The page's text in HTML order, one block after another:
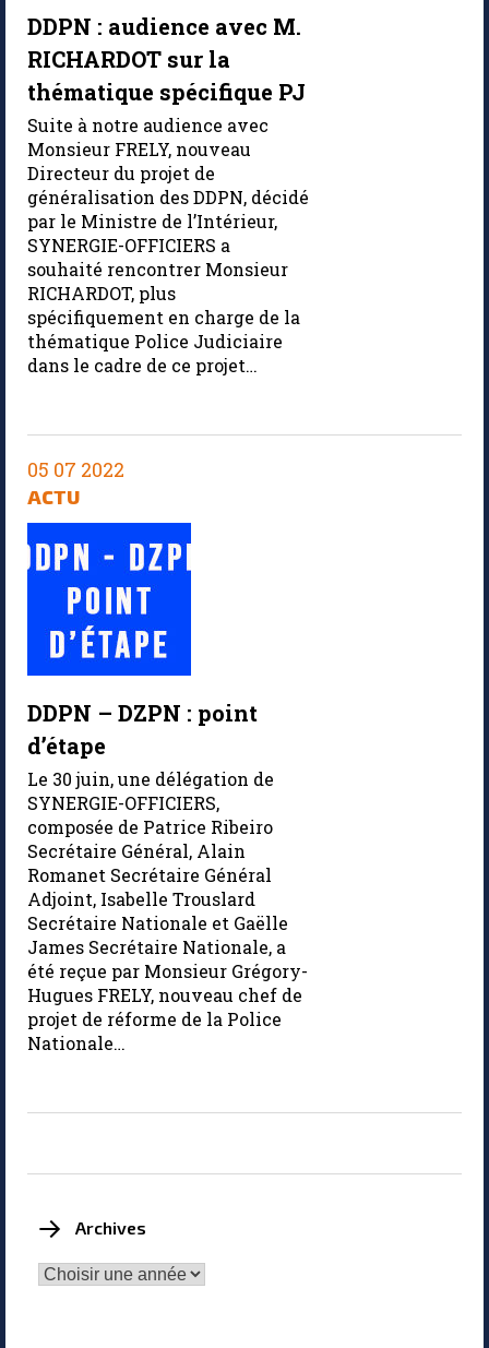
DDPN : audience avec M.
RICHARDOT sur la
thématique spécifique PJ
Suite à notre audience avec
Monsieur FRELY, nouveau
Directeur du projet de
généralisation des DDPN, décidé
par le Ministre de l’Intérieur,
SYNERGIE-OFFICIERS a
souhaité rencontrer Monsieur
RICHARDOT, plus
spécifiquement en charge de la
thématique Police Judiciaire
dans le cadre de ce projet…
05 07 2022
ACTU
DDPN – DZPN : point
d’étape
Le 30 juin, une délégation de
SYNERGIE-OFFICIERS,
composée de Patrice Ribeiro
Secrétaire Général, Alain
Romanet Secrétaire Général
Adjoint, Isabelle Trouslard
Secrétaire Nationale et Gaëlle
James Secrétaire Nationale, a
été reçue par Monsieur Grégory-
Hugues FRELY, nouveau chef de
projet de réforme de la Police
Nationale…
Archives